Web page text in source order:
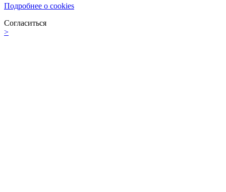
Подробнее о cookies
Согласиться
>